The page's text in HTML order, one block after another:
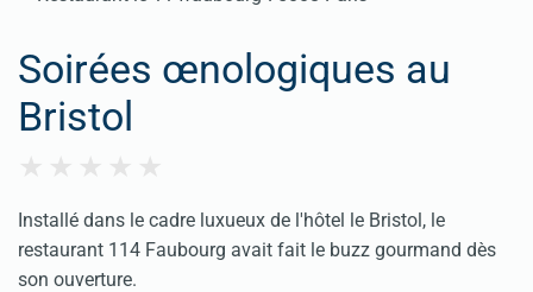
Soirées œnologiques au
Bristol
Installé dans le cadre luxueux de l'hôtel le Bristol, le
restaurant 114 Faubourg avait fait le buzz gourmand dès
son ouverture.